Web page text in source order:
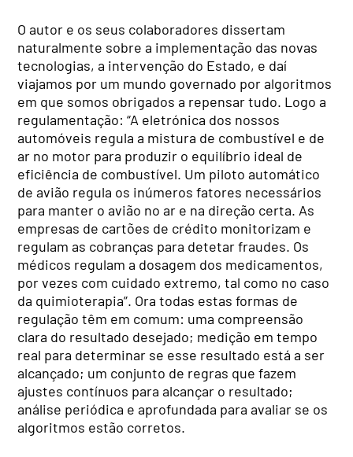
O autor e os seus colaboradores dissertam
naturalmente sobre a implementação das novas
tecnologias, a intervenção do Estado, e daí
viajamos por um mundo governado por algoritmos
em que somos obrigados a repensar tudo. Logo a
regulamentação: “A eletrónica dos nossos
automóveis regula a mistura de combustível e de
ar no motor para produzir o equilíbrio ideal de
eficiência de combustível. Um piloto automático
de avião regula os inúmeros fatores necessários
para manter o avião no ar e na direção certa. As
empresas de cartões de crédito monitorizam e
regulam as cobranças para detetar fraudes. Os
médicos regulam a dosagem dos medicamentos,
por vezes com cuidado extremo, tal como no caso
da quimioterapia”. Ora todas estas formas de
regulação têm em comum: uma compreensão
clara do resultado desejado; medição em tempo
real para determinar se esse resultado está a ser
alcançado; um conjunto de regras que fazem
ajustes contínuos para alcançar o resultado;
análise periódica e aprofundada para avaliar se os
algoritmos estão corretos.